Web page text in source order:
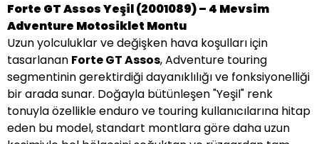
Forte GT Assos Yeşil (2001089) – 4 Mevsim
Adventure Motosiklet Montu
Uzun yolculuklar ve değişken hava koşulları için
tasarlanan Forte GT Assos, Adventure touring
segmentinin gerektirdiği dayanıklılığı ve fonksiyonelliği
bir arada sunar. Doğayla bütünleşen "Yeşil" renk
tonuyla özellikle enduro ve touring kullanıcılarına hitap
eden bu model, standart montlara göre daha uzun